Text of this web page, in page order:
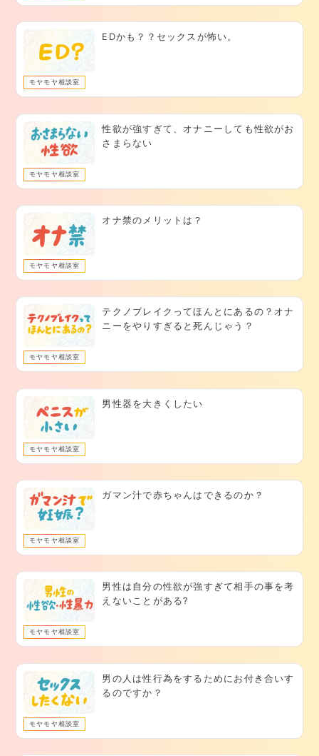
EDかも？？セックスが怖い。
モヤモヤ相談室
性欲が強すぎて、オナニーしても性欲がお
さまらない
モヤモヤ相談室
オナ禁のメリットは？
モヤモヤ相談室
テクノブレイクってほんとにあるの？オナ
ニーをやりすぎると死んじゃう？
モヤモヤ相談室
男性器を大きくしたい
モヤモヤ相談室
ガマン汁で赤ちゃんはできるのか？
モヤモヤ相談室
男性は自分の性欲が強すぎて相手の事を考
えないことがある?
モヤモヤ相談室
男の人は性行為をするためにお付き合いす
るのですか？
モヤモヤ相談室